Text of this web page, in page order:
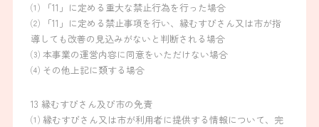
⑴ 「11」に定める重大な禁止行為を行った場合
⑵ 「11」に定める禁止事項を行い、縁むすびさん又は市が指
導しても改善の見込みがないと判断される場合
⑶ 本事業の運営内容に同意をいただけない場合
⑷ その他上記に類する場合
13 縁むすびさん及び市の免責
⑴ 縁むすびさん又は市が利用者に提供する情報について、完